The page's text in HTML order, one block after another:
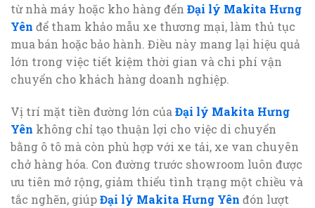
từ nhà máy hoặc kho hàng đến Đại lý Makita Hưng
Yên để tham khảo mẫu xe thương mại, làm thủ tục
mua bán hoặc bảo hành. Điều này mang lại hiệu quả
lớn trong việc tiết kiệm thời gian và chi phí vận
chuyển cho khách hàng doanh nghiệp.
Vị trí mặt tiền đường lớn của Đại lý Makita Hưng
Yên không chỉ tạo thuận lợi cho việc di chuyển
bằng ô tô mà còn phù hợp với xe tải, xe van chuyên
chở hàng hóa. Con đường trước showroom luôn được
ưu tiên mở rộng, giảm thiểu tình trạng một chiều và
tắc nghẽn, giúpĐại lý Makita Hưng Yên đón lượt